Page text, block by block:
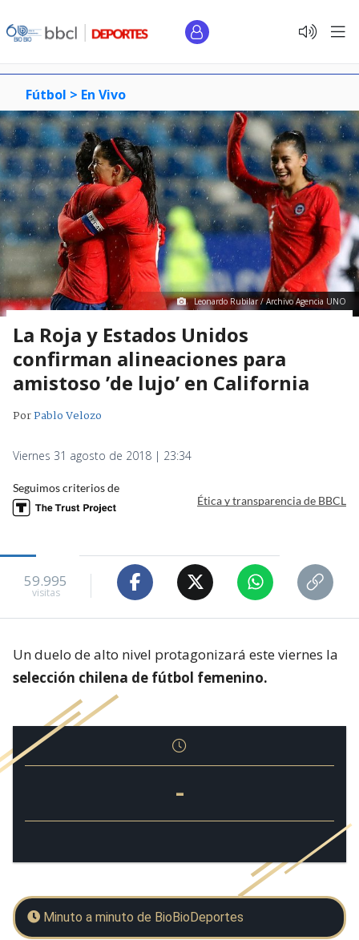
Fútbol > En Vivo
Leonardo Rubilar / Archivo Agencia UNO
La Roja y Estados Unidos
confirman alineaciones para
amistoso ’de lujo’ en California
PorPablo Velozo
Viernes 31 agosto de 2018 | 23:34
Seguimos criterios de
Ética y transparencia de BBCL
59.995
visitas
Un duelo de alto nivel protagonizará este viernes la
selección chilena de fútbol femenino.
-
Minuto a minuto de BioBioDeportes